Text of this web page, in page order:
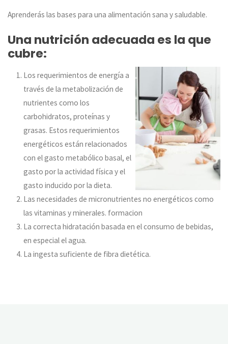
Aprenderás las bases para una alimentación sana y saludable.
Una nutrición adecuada es la que
cubre:
Los requerimientos de energía a
través de la metabolización de
nutrientes como los
carbohidratos, proteínas y
grasas. Estos requerimientos
energéticos están relacionados
con el gasto metabólico basal, el
gasto por la actividad física y el
gasto inducido por la dieta.
Las necesidades de micronutrientes no energéticos como
las vitaminas y minerales. formacion
La correcta hidratación basada en el consumo de bebidas,
en especial el agua.
La ingesta suficiente de fibra dietética.